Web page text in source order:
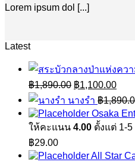
Lorem ipsum dol [...]
Latest
฿1,890.00 Original
was:
฿1,890.00.
฿1,100.00
is:
฿
นางรำ ฿
Osaka
ให้คะแนน 4.00 ตั้งแต่ 1-
฿29.00
All Star